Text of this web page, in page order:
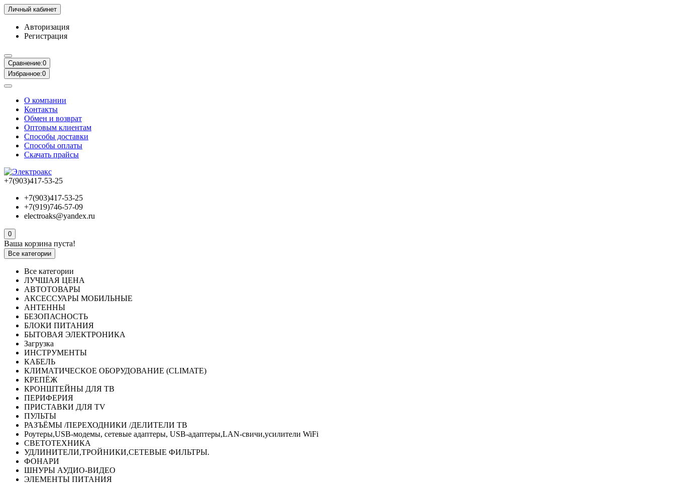
Личный кабинет
Авторизация
Регистрация
Сравнение:0
Избранное:0
О компании
Контакты
Обмен и возврат
Оптовым клиентам
Способы доставки
Способы оплаты
Скачать прайсы
+7(903)417-53-25
+7(903)417-53-25
+7(919)746-57-09
electroaks@yandex.ru
0
Ваша корзина пуста!
Все категории
Все категории
ЛУЧШАЯ ЦЕНА
АВТОТОВАРЫ
АКСЕССУАРЫ МОБИЛЬНЫЕ
АНТЕННЫ
БЕЗОПАСНОСТЬ
БЛОКИ ПИТАНИЯ
БЫТОВАЯ ЭЛЕКТРОНИКА
Загрузка
ИНСТРУМЕНТЫ
КАБЕЛЬ
КЛИМАТИЧЕСКОЕ ОБОРУДОВАНИЕ (CLIMATE)
КРЕПЁЖ
КРОНШТЕЙНЫ ДЛЯ ТВ
ПЕРИФЕРИЯ
ПРИСТАВКИ ДЛЯ TV
ПУЛЬТЫ
РАЗЪЁМЫ /ПЕРЕХОДНИКИ /ДЕЛИТЕЛИ ТВ
Роутеры,USB-модемы, сетевые адаптеры, USB-адаптеры,LAN-свичи,усилители WiFi
СВЕТОТЕХНИКА
УДЛИНИТЕЛИ,ТРОЙНИКИ,СЕТЕВЫЕ ФИЛЬТРЫ.
ФОНАРИ
ШНУРЫ АУДИО-ВИДЕО
ЭЛЕМЕНТЫ ПИТАНИЯ